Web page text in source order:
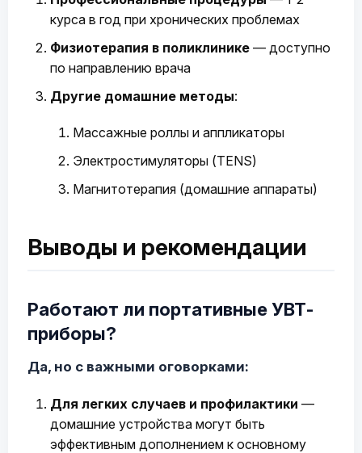
курса в год при хронических проблемах
Физиотерапия в поликлинике — доступно
по направлению врача
Другие домашние методы:
Массажные роллы и аппликаторы
Электростимуляторы (TENS)
Магнитотерапия (домашние аппараты)
Выводы и рекомендации
Работают ли портативные УВТ-
приборы?
Да, но с важными оговорками:
Для легких случаев и профилактики —
домашние устройства могут быть
эффективным дополнением к основному